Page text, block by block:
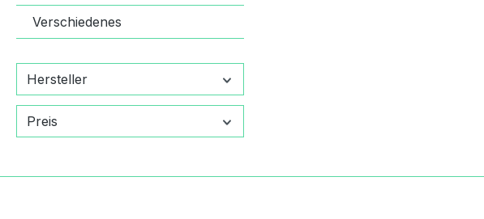
Verschiedenes
Hersteller
Preis